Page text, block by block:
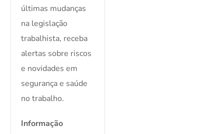
últimas mudanças
na legislação
trabalhista, receba
alertas sobre riscos
e novidades em
segurança e saúde
no trabalho.
Informação